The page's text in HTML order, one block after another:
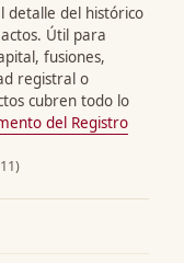
detalle del histórico
Útil para
fusiones,
registral o
cubren todo lo
del Registro